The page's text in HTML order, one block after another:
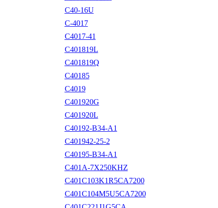
C40-16U
C-4017
C4017-41
C401819L
C401819Q
C40185
C4019
C401920G
C401920L
C40192-B34-A1
C401942-25-2
C40195-B34-A1
C401A-7X250KHZ
C401C103K1R5CA7200
C401C104M5U5CA7200